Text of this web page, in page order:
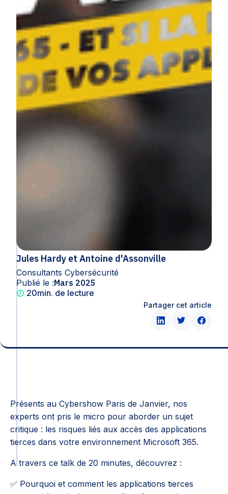
Jules Hardy et Antoine d'Assonville
Consultants Cybersécurité
Publié le :Mars 2025
20min. de lecture
Partager cet article
Présents au Cybershow Paris de Janvier, nos
experts ont pris le micro pour aborder un sujet
critique : les risques liés aux accès des applications
tierces dans votre environnement Microsoft 365.
A travers ce talk de 20 minutes, découvrez :
✅ Pourquoi et comment les applications tierces